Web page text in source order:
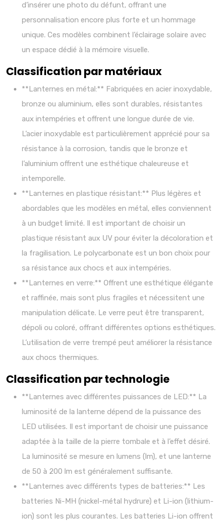
d’insérer une photo du défunt, offrant une
personnalisation encore plus forte et un hommage
unique. Ces modèles combinent l’éclairage solaire avec
un espace dédié à la mémoire visuelle.
Classification par matériaux
**Lanternes en métal:** Fabriquées en acier inoxydable,
bronze ou aluminium, elles sont durables, résistantes
aux intempéries et offrent une longue durée de vie.
L’acier inoxydable est particulièrement apprécié pour sa
résistance à la corrosion, tandis que le bronze et
l’aluminium offrent une esthétique chaleureuse et
intemporelle.
**Lanternes en plastique résistant:** Plus légères et
abordables que les modèles en métal, elles conviennent
à un budget limité. Il est important de choisir un
plastique résistant aux UV pour éviter la décoloration et
la fragilisation. Le polycarbonate est un bon choix pour
sa résistance aux chocs et aux intempéries.
**Lanternes en verre:** Offrent une esthétique élégante
et raffinée, mais sont plus fragiles et nécessitent une
manipulation délicate. Le verre peut être transparent,
dépoli ou coloré, offrant différentes options esthétiques.
L’utilisation de verre trempé peut améliorer la résistance
aux chocs thermiques.
Classification par technologie
**Lanternes avec différentes puissances de LED:** La
luminosité de la lanterne dépend de la puissance des
LED utilisées. Il est important de choisir une puissance
adaptée à la taille de la pierre tombale et à l’effet désiré.
La luminosité se mesure en lumens (lm), et une lanterne
de 50 à 200 lm est généralement suffisante.
**Lanternes avec différents types de batteries:** Les
batteries Ni-MH (nickel-métal hydrure) et Li-ion (lithium-
ion) sont les plus courantes. Les batteries Li-ion offrent